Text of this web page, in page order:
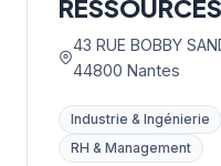
43 RUE BOBBY
44800 Nantes
Industrie & Ingénierie
RH & Management